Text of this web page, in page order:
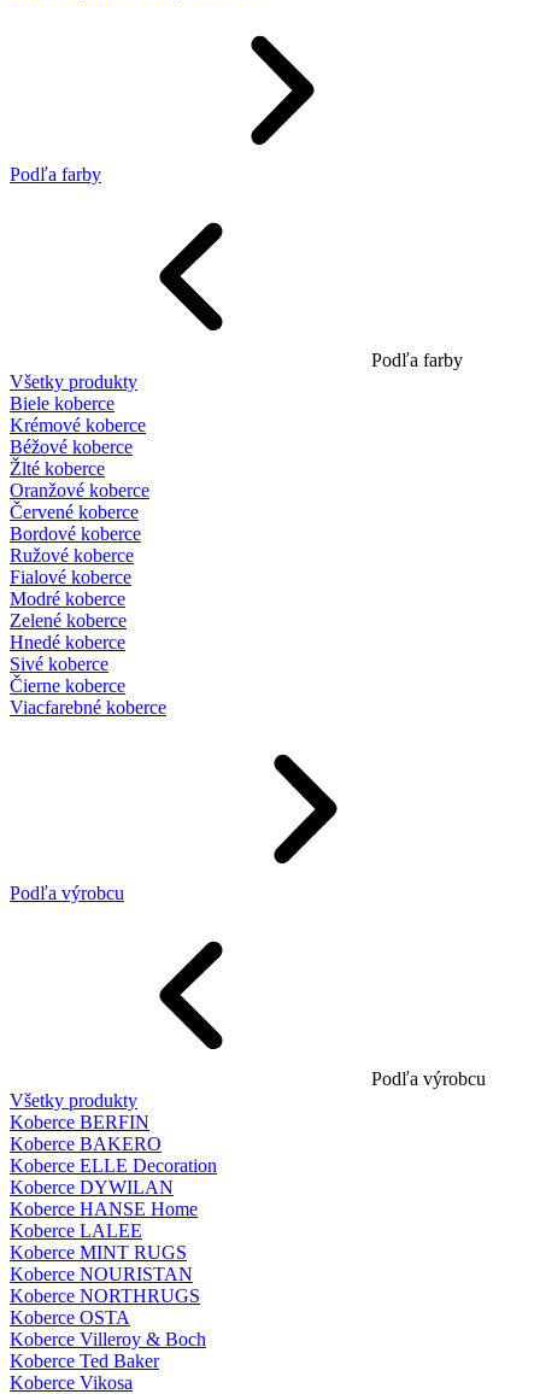
Podľa farby
Podľa farby
Všetky produkty
Biele koberce
Krémové koberce
Béžové koberce
Žlté koberce
Oranžové koberce
Červené koberce
Bordové koberce
Ružové koberce
Fialové koberce
Modré koberce
Zelené koberce
Hnedé koberce
Sivé koberce
Čierne koberce
Viacfarebné koberce
Podľa výrobcu
Podľa výrobcu
Všetky produkty
Koberce BERFIN
Koberce BAKERO
Koberce ELLE Decoration
Koberce DYWILAN
Koberce HANSE Home
Koberce LALEE
Koberce MINT RUGS
Koberce NOURISTAN
Koberce NORTHRUGS
Koberce OSTA
Koberce Villeroy & Boch
Koberce Ted Baker
Koberce Vikosa